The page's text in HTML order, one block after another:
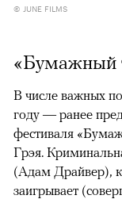
© JUNE FILMS
«Бумажный
В числе важных
году — ранее
фестиваля
Грэя.
(Адам Драйвер),
заигрывает